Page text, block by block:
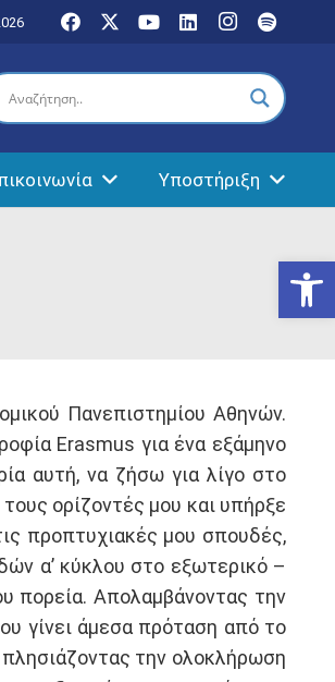
Υποστήριξη
Πανεπιστημίου Αθηνών.
Erasmus για ένα εξάμηνο
αυτή, να ζήσω για λίγο στο
ορίζοντές μου και υπήρξε
προπτυχιακές μου σπουδές,
α’ κύκλου στο εξωτερικό –
πορεία. Απολαμβάνοντας την
γίνει άμεσα πρόταση από το
πλησιάζοντας την ολοκλήρωση